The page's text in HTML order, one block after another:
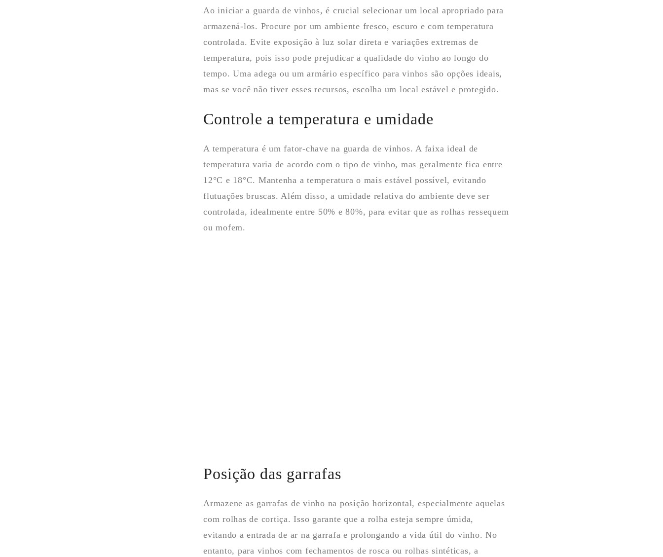
Ao iniciar a guarda de vinhos, é crucial selecionar um local apropriado para
armazená-los. Procure por um ambiente fresco, escuro e com temperatura
controlada. Evite exposição à luz solar direta e variações extremas de
temperatura, pois isso pode prejudicar a qualidade do vinho ao longo do
tempo. Uma adega ou um armário específico para vinhos são opções ideais,
mas se você não tiver esses recursos, escolha um local estável e protegido.
Controle a temperatura e umidade
A temperatura é um fator-chave na guarda de vinhos. A faixa ideal de
temperatura varia de acordo com o tipo de vinho, mas geralmente fica entre
12°C e 18°C. Mantenha a temperatura o mais estável possível, evitando
flutuações bruscas. Além disso, a umidade relativa do ambiente deve ser
controlada, idealmente entre 50% e 80%, para evitar que as rolhas ressequem
ou mofem.
Posição das garrafas
Armazene as garrafas de vinho na posição horizontal, especialmente aquelas
com rolhas de cortiça. Isso garante que a rolha esteja sempre úmida,
evitando a entrada de ar na garrafa e prolongando a vida útil do vinho. No
entanto, para vinhos com fechamentos de rosca ou rolhas sintéticas, a